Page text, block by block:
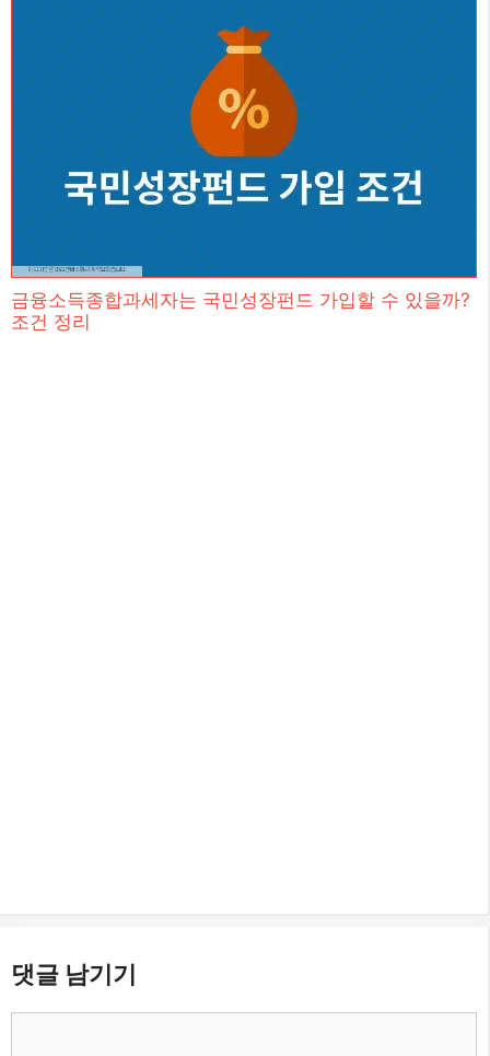
금융소득종합과세자는 국민성장펀드 가입할 수 있을까?
조건 정리
댓글 남기기